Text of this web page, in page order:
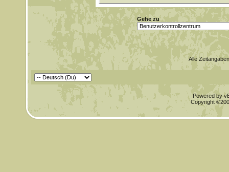
Gehe zu
Alle
Powered by
Copyright